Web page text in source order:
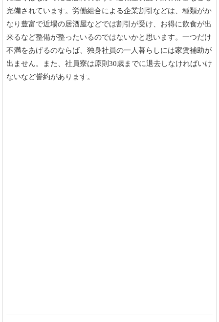
完備されています。労働組合による企業割引などは、種類がか
なり豊富で近場の居酒屋などでは割引が受け、お得に飲食が出
来るなど整備が整ったいるのではないかと思います。一つだけ
不満をあげるのならば、独身社員の一人暮らしには家賃補助が
出ません。また、社員寮は原則30歳までに退去しなければいけ
ないなど誓約があります。